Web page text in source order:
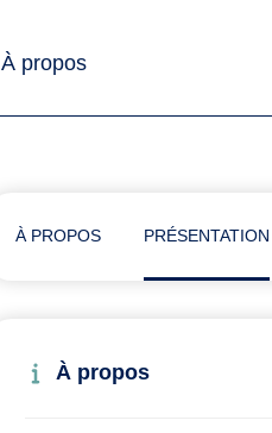
À propos
À PROPOS PRÉSENTATION
À propos